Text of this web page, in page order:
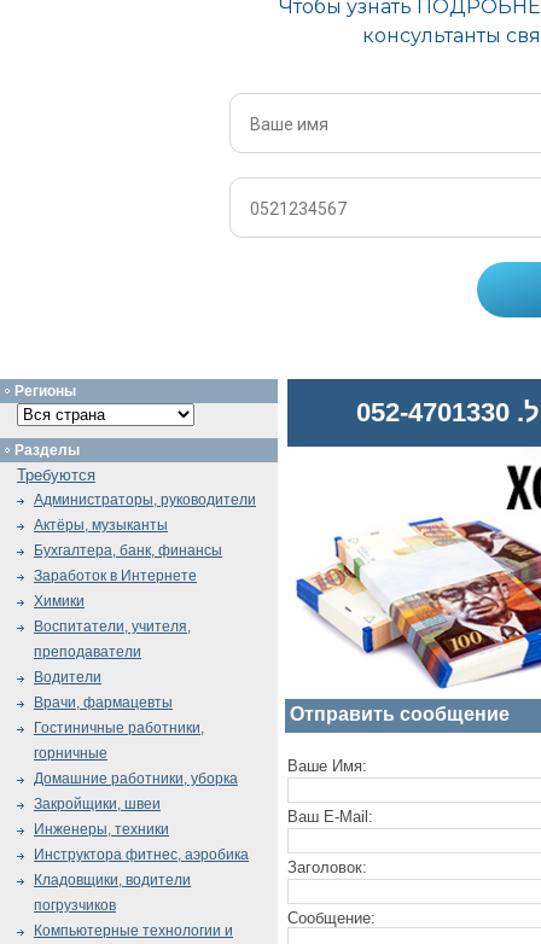
Отправить сообщение
Ваше Имя:
Ваш E-Mail:
Заголовок:
Сообщение:
Регионы
Разделы
Требуются
Администраторы, руководители
Актёры, музыканты
Бухгалтера, банк, финансы
Заработок в Интернете
Химики
Воспитатели, учителя,
преподаватели
Водители
Врачи, фармацевты
Гостиничные работники,
горничные
Домашние работники, уборка
Закройщики, швеи
Инженеры, техники
Инструктора фитнес, аэробика
Кладовщики, водители
погрузчиков
Компьютерные технологии и